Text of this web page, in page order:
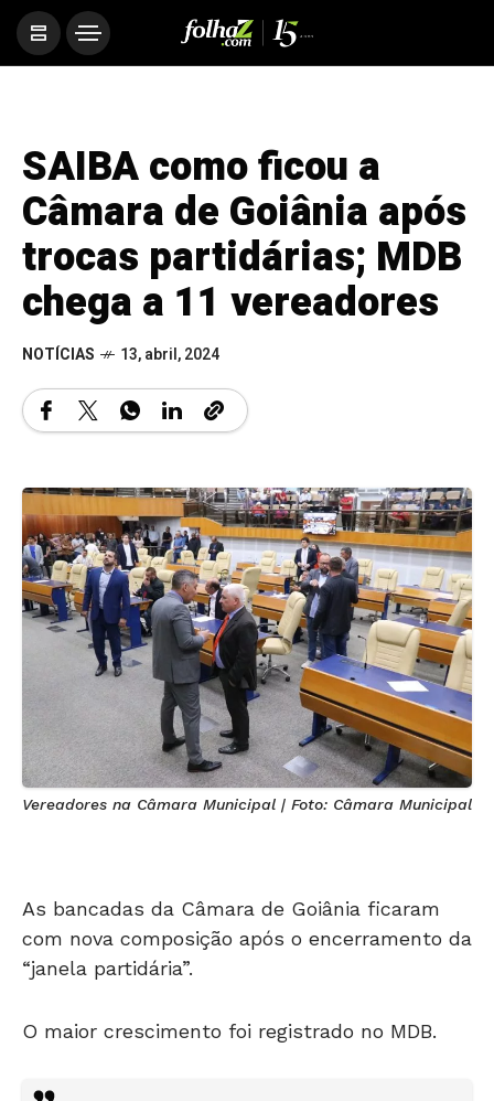
SAIBA como ficou a
Câmara de Goiânia após
trocas partidárias; MDB
chega a 11 vereadores
NOTÍCIAS 13, abril, 2024
Vereadores na Câmara Municipal | Foto: Câmara Municipal
As bancadas da Câmara de Goiânia ficaram
com nova composição após o encerramento da
“janela partidária”.
O maior crescimento foi registrado no MDB.